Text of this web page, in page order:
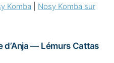
Komba
Nosy Komba sur
d’Anja — Lémurs Cattas